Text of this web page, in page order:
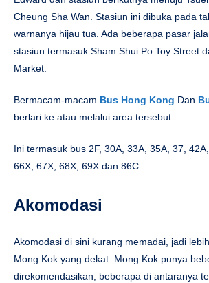
Cheung Sha Wan. Stasiun ini dibuka pada
warnanya hijau tua. Ada beberapa pasar
stasiun termasuk Sham Shui Po Toy Street
Market.
Bermacam-macam Bus Hong Kong Dan
berlari ke atau melalui area tersebut.
Ini termasuk bus 2F, 30A, 33A, 35A, 37,
66X, 67X, 68X, 69X dan 86C.
Akomodasi
Akomodasi di sini kurang memadai, jadi
Mong Kok yang dekat. Mong Kok punya
direkomendasikan, beberapa di antaranya